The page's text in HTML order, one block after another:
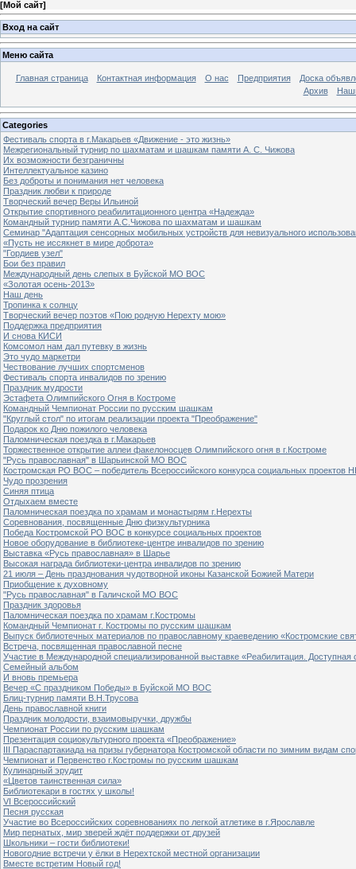
[Мой сайт]
Вход на сайт
Меню сайта
Главная страница Контактная информация О нас Предприятия
Доска
Архив
Categories
Фестиваль спорта в г.Макарьев «Движение - это жизнь»
Межрегиональный турнир по шахматам и шашкам памяти А. С. Чижова
Их возможности безграничны
Интеллектуальное казино
Без доброты и понимания нет человека
Праздник любви к природе
Творческий вечер Веры Ильиной
Открытие спортивного реабилитационного центра «Надежда»
Командный турнир памяти А.С.Чижова по шахматам и шашкам
Семинар "Адаптация сенсорных мобильных устройств для невизуального
«Пусть не иссякнет в мире доброта»
"Гордиев узел"
Бои без правил
Международный день слепых в Буйской МО ВОС
«Золотая осень-2013»
Наш день
Тропинка к солнцу
Творческий вечер поэтов «Пою родную Нерехту мою»
Поддержка предприятия
И снова КИСИ
Комсомол нам дал путевку в жизнь
Это чудо маркетри
Чествование лучших спортсменов
Фестиваль спорта инвалидов по зрению
Праздник мудрости
Эстафета Олимпийского Огня в Костроме
Командный Чемпионат России по русским шашкам
"Круглый стол" по итогам реализации проекта "Преображение"
Подарок ко Дню пожилого человека
Паломническая поездка в г.Макарьев
Торжественное открытие аллеи факелоносцев Олимпийского огня в г.Костроме
"Русь православная" в Шарьинской МО ВОС
Костромская РО ВОС – победитель Всероссийского конкурса социальных проектов
Чудо прозрения
Синяя птица
Отдыхаем вместе
Паломническая поездка по храмам и монастырям г.Нерехты
Соревнования, посвященные Дню физкультурника
Победа Костромской РО ВОС в конкурсе социальных проектов
Новое оборудование в библиотеке-центре инвалидов по зрению
Выставка «Русь православная» в Шарье
Высокая награда библиотеки-центра инвалидов по зрению
21 июля – День празднования чудотворной иконы Казанской Божией Матери
Приобщение к духовному
"Русь православная" в Галичской МО ВОС
Праздник здоровья
Паломническая поездка по храмам г.Костромы
Командный Чемпионат г. Костромы по русским шашкам
Выпуск библиотечных материалов по православному краеведению «Костромские
Встреча, посвященная православной песне
Участие в Международной специализированной выставке «Реабилитация. Доступная
Семейный альбом
И вновь премьера
Вечер «С праздником Победы» в Буйской МО ВОС
Блиц-турнир памяти В.Н.Трусова
День православной книги
Праздник молодости, взаимовыручки, дружбы
Чемпионат России по русским шашкам
Презентация социокультурного проекта «Преображение»
III Параспартакиада на призы губернатора Костромской области по зимним видам
Чемпионат и Первенство г.Костромы по русским шашкам
Кулинарный эрудит
«Цветов таинственная сила»
Библиотекари в гостях у школы!
VI Всероссийский
Песня русская
Участие во Всероссийских соревнованиях по легкой атлетике в г.Ярославле
Мир пернатых, мир зверей ждёт поддержки от друзей
Школьники – гости библиотеки!
Новогодние встречи у ёлки в Нерехтской местной организации
Вместе встретим Новый год!